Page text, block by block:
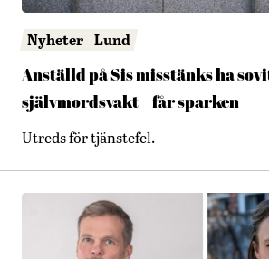
Nyheter Lund
Anställd på Sis misstänks ha
självmordsvakt – får sparken
Utreds för tjänstefel.